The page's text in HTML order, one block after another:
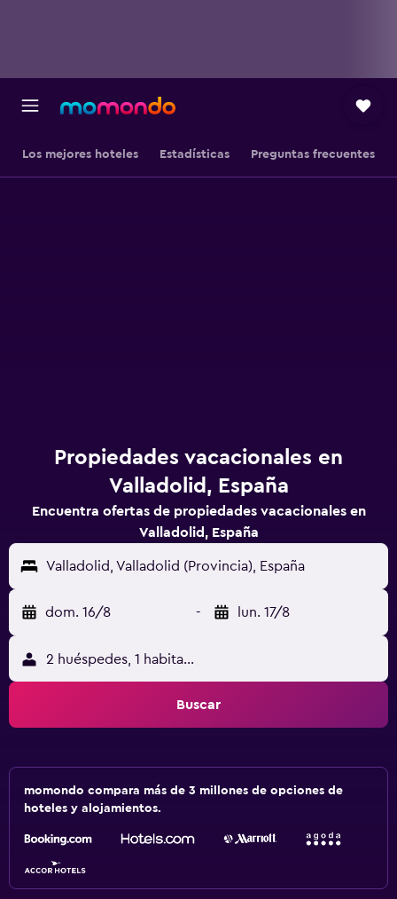
Los mejores hoteles Estadísticas Preguntas frecuentes
Propiedades vacacionales en
Valladolid, España
Encuentra ofertas de propiedades vacacionales en
Valladolid, España
Valladolid, Valladolid (Provincia), España
dom. 16/8 - lun. 17/8
2 huéspedes, 1 habitación
Buscar
momondo compara más de 3 millones de opciones de
hoteles y alojamientos.